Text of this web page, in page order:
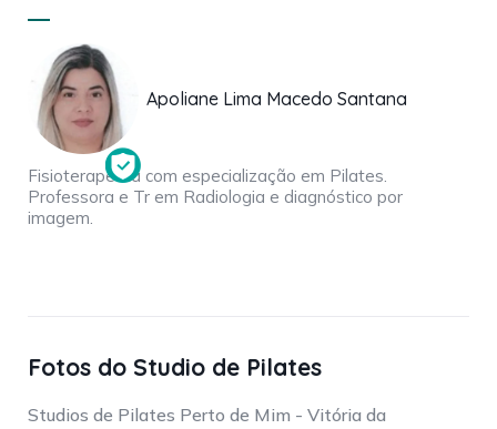
Apoliane Lima Macedo Santana
Fisioterapeuta com especialização em Pilates.
Professora e Tr em Radiologia e diagnóstico por
imagem.
Fotos do Studio de Pilates
Studios de Pilates Perto de Mim - Vitória da